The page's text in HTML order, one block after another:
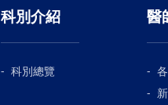
https://
醫師介紹
科別介紹
科別總覽
醫